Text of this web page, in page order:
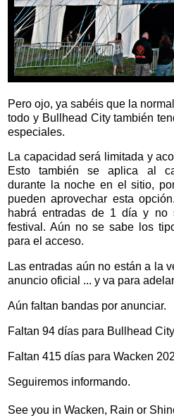
Pero ojo, ya sabéis que la
todo y Bullhead City también
especiales.
La capacidad será limitada y
Esto también se aplica al
durante la noche en el sitio,
pueden aprovechar esta
habrá entradas de 1 día y no
festival. Aún no se sabe los
para el acceso.
Las entradas aún no están a la
anuncio oficial ... y va para
Aún faltan bandas por anunciar.
Faltan 94 días para Bullhead
Faltan 415 días para Wacken
Seguiremos informando.
See you in Wacken, Rain or